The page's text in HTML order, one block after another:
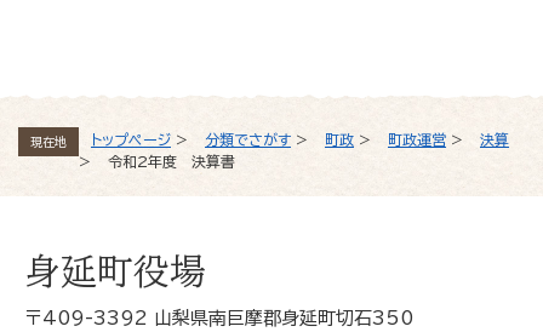
現在地 トップページ > 分類でさがす > 町政 > 町政運営 >
決算
>
令和2年度 決算書
身延町役場
〒409-3392 山梨県南巨摩郡身延町切石350